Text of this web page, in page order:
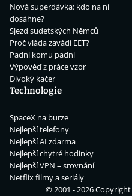
Nová superdávka: kdo na ní
dosáhne?
Sjezd sudetských Němců
Proč vláda zavádí EET?
Padni komu padni
Výpověď z práce vzor
Divoký kačer
Technologie
SpaceX na burze
Nejlepší telefony
Nejlepší AI zdarma
Nejlepší chytré hodinky
Nejlepší VPN – srovnání
Netflix filmy a seriály
© 2001 - 2026 Copyright